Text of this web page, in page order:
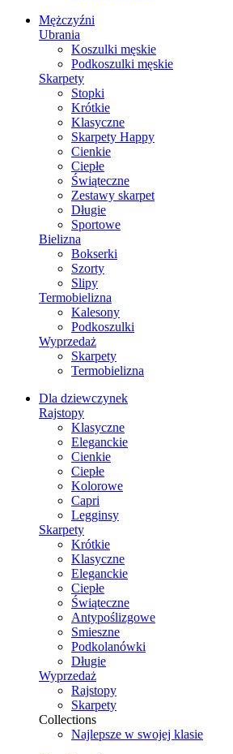
Mężczyźni
Ubrania
Koszulki męskie
Podkoszulki męskie
Skarpety
Stopki
Krótkie
Klasyczne
Skarpety Happy
Cienkie
Ciepłe
Świąteczne
Zestawy skarpet
Długie
Sportowe
Bielizna
Bokserki
Szorty
Slipy
Termobielizna
Kalesony
Podkoszulki
Wyprzedaż
Skarpety
Termobielizna
Dla dziewczynek
Rajstopy
Klasyczne
Eleganckie
Cienkie
Ciepłe
Kolorowe
Capri
Legginsy
Skarpety
Krótkie
Klasyczne
Eleganckie
Ciepłe
Świąteczne
Antypoślizgowe
Smieszne
Podkolanówki
Długie
Wyprzedaż
Rajstopy
Skarpety
Collections
Najlepsze w swojej klasie